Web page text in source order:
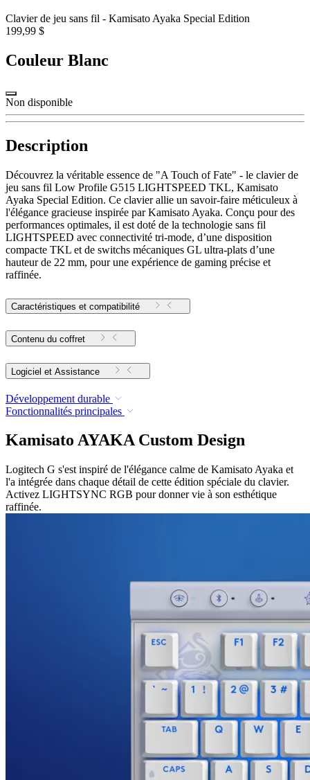
Clavier de jeu sans fil - Kamisato Ayaka Special Edition
199,99 $
Couleur Blanc
Non disponible
Description
Découvrez la véritable essence de "A Touch of Fate" - le clavier de
jeu sans fil Low Profile G515 LIGHTSPEED TKL, Kamisato
Ayaka Special Edition. Ce clavier allie un savoir-faire méticuleux à
l'élégance gracieuse inspirée par Kamisato Ayaka. Conçu pour des
performances optimales, il est doté de la technologie sans fil
LIGHTSPEED avec connectivité tri-mode, d’une disposition
compacte TKL et de switchs mécaniques GL ultra-plats d’une
hauteur de 22 mm, pour une expérience de gaming précise et
raffinée.
Caractéristiques et compatibilité
Contenu du coffret
Logiciel et Assistance
Développement durable
Fonctionnalités principales
Kamisato AYAKA Custom Design
Logitech G s'est inspiré de l'élégance calme de Kamisato Ayaka et
l'a intégrée dans chaque détail de cette édition spéciale du clavier.
Activez LIGHTSYNC RGB pour donner vie à son esthétique
raffinée.